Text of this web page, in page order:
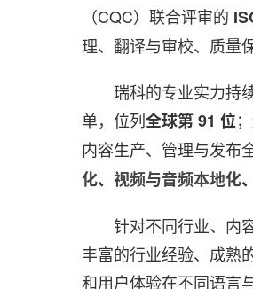
（CQC）联合评审的
理、翻译与审校、质量
瑞科的专业实力持
单，位列全球第 91 位
内容生产、管理与发布
化、 视频与音频本地化、
针对不同行业、内
丰富的行业经验、成熟
和用户体验在不同语言